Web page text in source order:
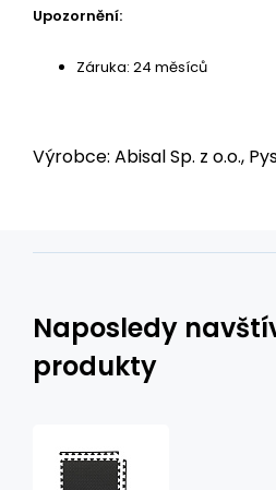
Upozornění:
Záruka: 24 měsíců
Výrobce: Abisal Sp. z o.o.,
Naposledy
produkty